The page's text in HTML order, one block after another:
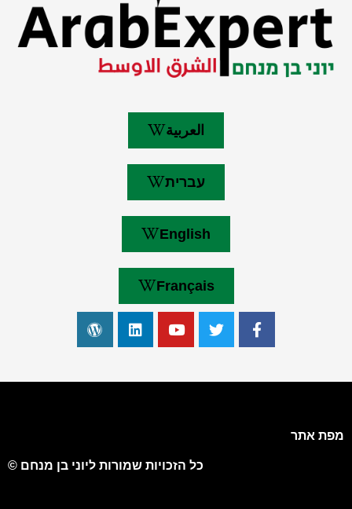
العربية
עברית
English
Français
מפת אתר
כל הזכויות שמורות ליוני בן מנחם ©